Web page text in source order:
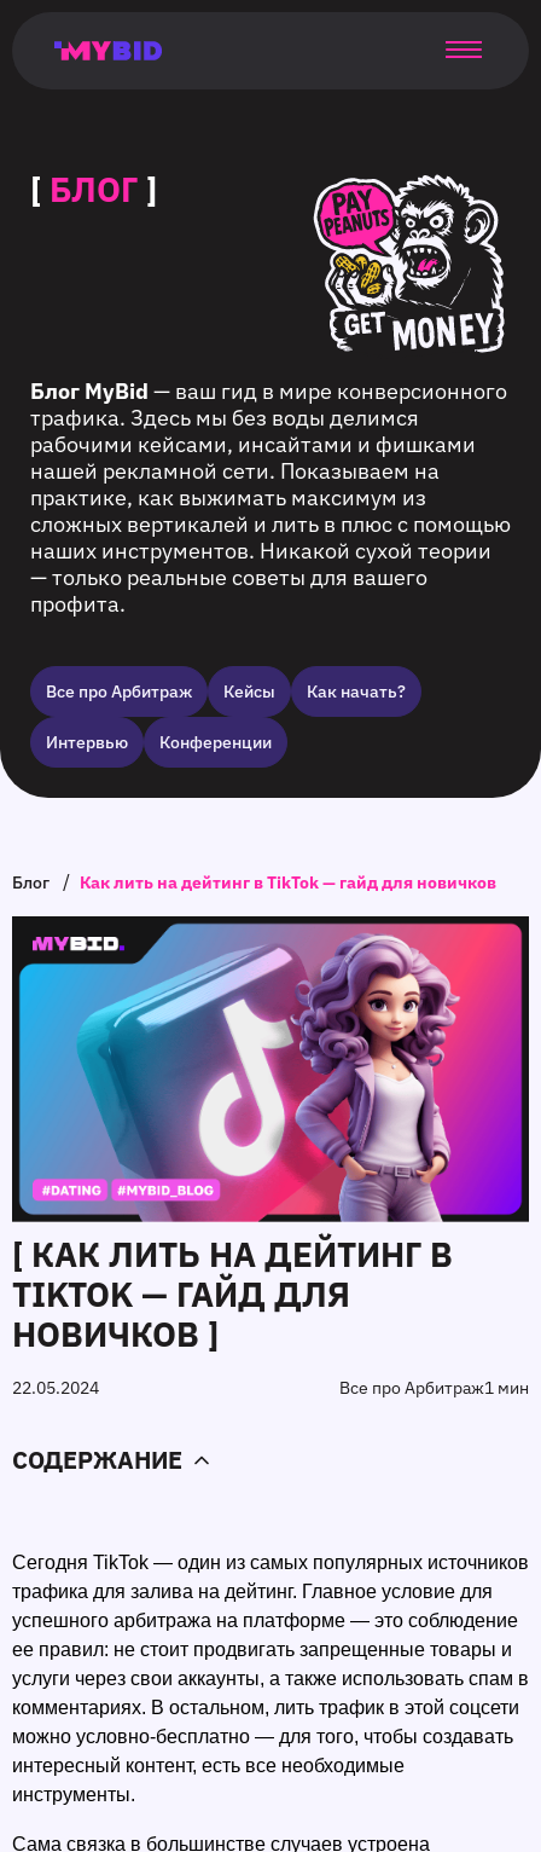
таргетинг
страница
targeting
monetization
[ БЛОГ ]
Блог MyBid — ваш гид в мире конверсионного
трафика. Здесь мы без воды делимся
рабочими кейсами, инсайтами и фишками
нашей рекламной сети. Показываем на
практике, как выжимать максимум из
сложных вертикалей и лить в плюс с помощью
наших инструментов. Никакой сухой теории
— только реальные советы для вашего
профита.
Все про Арбитраж Кейсы Как начать?
Интервью Конференции
Блог / Как лить на дейтинг в TikTok — гайд для новичков
[ КАК ЛИТЬ НА ДЕЙТИНГ В
TIKTOK — ГАЙД ДЛЯ
НОВИЧКОВ ]
22.05.2024 Все про Арбитраж1 мин
СОДЕРЖАНИЕ
Сегодня TikTok — один из самых популярных источников
трафика для залива на дейтинг. Главное условие для
успешного арбитража на платформе — это соблюдение
ее правил: не стоит продвигать запрещенные товары и
услуги через свои аккаунты, а также использовать спам в
комментариях. В остальном, лить трафик в этой соцсети
можно условно-бесплатно — для того, чтобы создавать
интересный контент, есть все необходимые
инструменты.
Сама связка в большинстве случаев устроена